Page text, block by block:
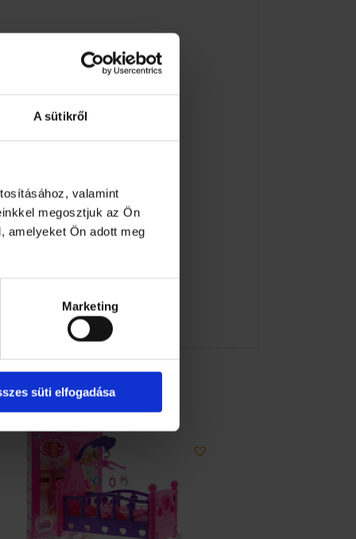
A sütikről
valamint
megosztjuk az Ön
amelyeket Ön adott meg
Marketing
süti elfogadása